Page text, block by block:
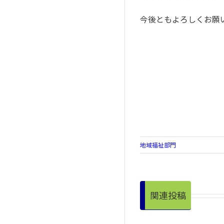
今後ともよろしくお願
地域福祉部門
関連投稿